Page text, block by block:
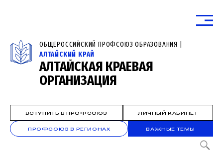
ОБЩЕРОССИЙСКИЙ ПРОФСОЮЗ ОБРАЗОВАНИЯ |
АЛТАЙСКИЙ КРАЙ
АЛТАЙСКАЯ КРАЕВАЯ
ОРГАНИЗАЦИЯ
ВСТУПИТЬ В ПРОФСОЮЗ ЛИЧНЫЙ КАБИНЕТ
ПРОФСОЮЗ В РЕГИОНАХ ВАЖНЫЕ ТЕМЫ